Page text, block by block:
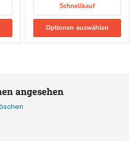
Schnellkauf
Optionen auswählen
angesehen